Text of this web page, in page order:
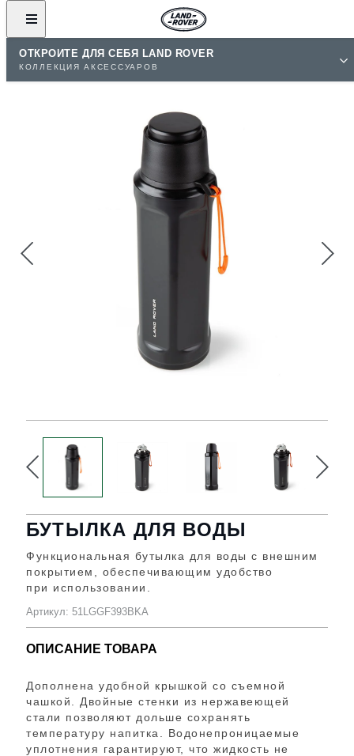
ОТКРОЙТЕ ДЛЯ СЕБЯ LAND ROVER
КОЛЛЕКЦИЯ АКСЕССУАРОВ
БУТЫЛКА ДЛЯ ВОДЫ
Функциональная бутылка для воды с внешним
покрытием, обеспечивающим удобство
при использовании.
Артикул: 51LGGF393BKA
ОПИСАНИЕ ТОВАРА
Дополнена удобной крышкой со съемной
чашкой. Двойные стенки из нержавеющей
стали позволяют дольше сохранять
температуру напитка. Водонепроницаемые
уплотнения гарантируют, что жидкость не